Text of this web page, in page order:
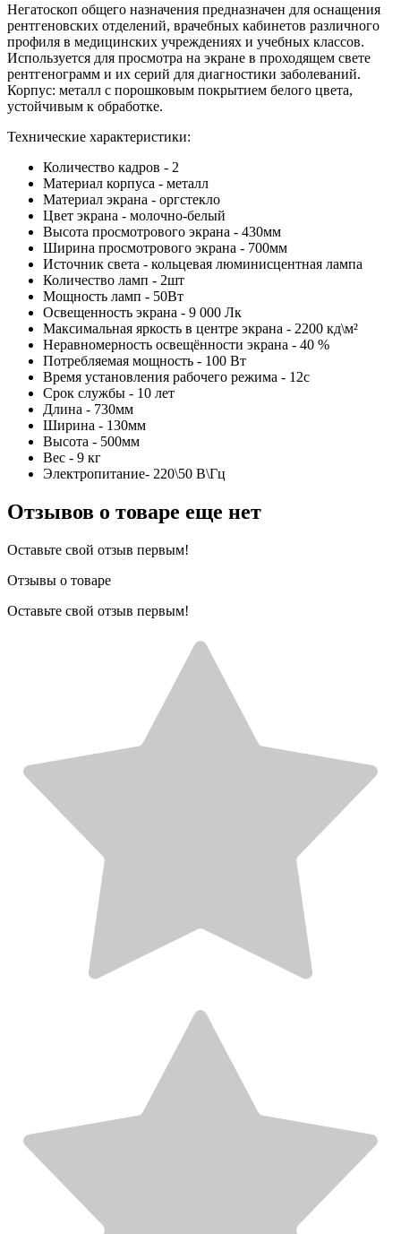
Негатоскоп общего назначения предназначен для оснащения
рентгеновских отделений, врачебных кабинетов различного
профиля в медицинских учреждениях и учебных классов.
Используется для просмотра на экране в проходящем свете
рентгенограмм и их серий для диагностики заболеваний.
Корпус: металл с порошковым покрытием белого цвета,
устойчивым к обработке.
Технические характеристики:
Количество кадров - 2
Материал корпуса - металл
Материал экрана - оргстекло
Цвет экрана - молочно-белый
Высота просмотрового экрана - 430мм
Ширина просмотрового экрана - 700мм
Источник света - кольцевая люминисцентная лампа
Количество ламп - 2шт
Мощность ламп - 50Вт
Освещенность экрана - 9 000 Лк
Максимальная яркость в центре экрана - 2200 кд\м²
Неравномерность освещённости экрана - 40 %
Потребляемая мощность - 100 Вт
Время установления рабочего режима - 12с
Срок службы - 10 лет
Длина - 730мм
Ширина - 130мм
Высота - 500мм
Вес - 9 кг
Электропитание- 220\50 В\Гц
Отзывов о товаре еще нет
Оставьте свой отзыв первым!
Отзывы о товаре
Оставьте свой отзыв первым!